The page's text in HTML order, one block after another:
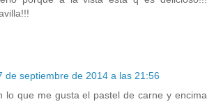
de septiembre de 2014 a las 21:56
lo que me gusta el pastel de carne y encima